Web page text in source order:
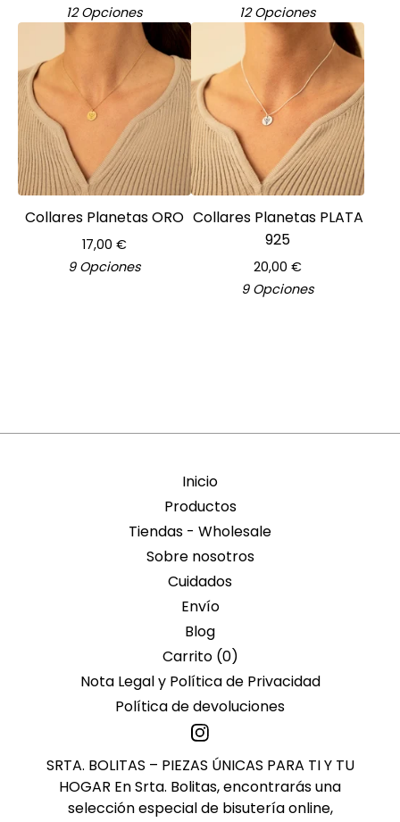
12 Opciones
12 Opciones
Collares Planetas ORO
17,00 €
9 Opciones
Collares Planetas PLATA
925
20,00 €
9 Opciones
Inicio
Productos
Tiendas - Wholesale
Sobre nosotros
Cuidados
Envío
Blog
Carrito (0)
Nota Legal y Política de Privacidad
Política de devoluciones
SRTA. BOLITAS – PIEZAS ÚNICAS PARA TI Y TU
HOGAR En Srta. Bolitas, encontrarás una
selección especial de bisutería online,